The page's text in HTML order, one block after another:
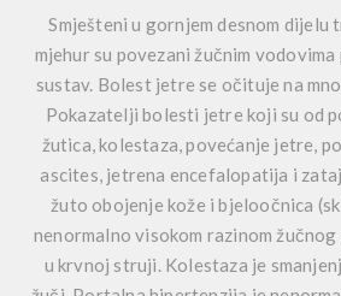
Smješteni u gornjem desnom dijelu
mjehur su povezani žučnim
sustav. Bolest jetre se očituje na
Pokazatelji bolesti jetre koji su od
žutica, kolestaza, povećanje jetre,
ascites, jetrena encefalopatija i
žuto obojenje kože i bjeloočnica
nenormalno visokom razinom
u krvnoj struji. Kolestaza je